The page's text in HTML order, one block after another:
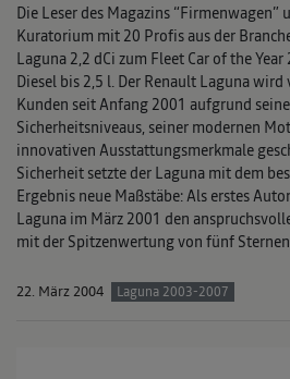
Die Leser des Magazins
Kuratorium mit 20 Profis aus der
Laguna 2,2 dCi zum Fleet Car of the
Diesel bis 2,5 l. Der Renault Laguna
Kunden seit Anfang 2001 aufgrund
Sicherheitsniveaus, seiner modernen
innovativen Ausstattungsmerkmale
Sicherheit setzte der Laguna mit dem
Ergebnis neue Maßstäbe: Als erstes
Laguna im März 2001 den
mit der Spitzenwertung von fünf
22. März 2004 Laguna 2003-2007